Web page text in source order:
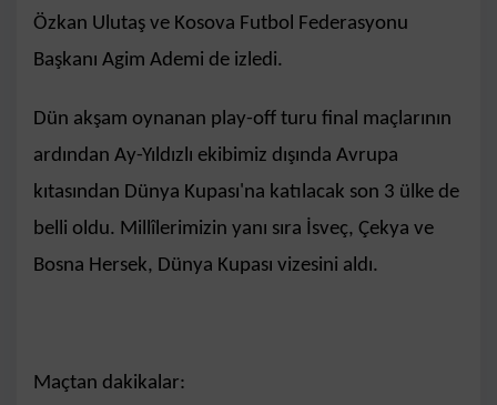
Özkan Ulutaş ve Kosova Futbol Federasyonu
Başkanı Agim Ademi de izledi.
Dün akşam oynanan play-off turu final maçlarının
ardından Ay-Yıldızlı ekibimiz dışında Avrupa
kıtasından Dünya Kupası'na katılacak son 3 ülke de
belli oldu. Millîlerimizin yanı sıra İsveç, Çekya ve
Bosna Hersek, Dünya Kupası vizesini aldı.
Maçtan dakikalar: